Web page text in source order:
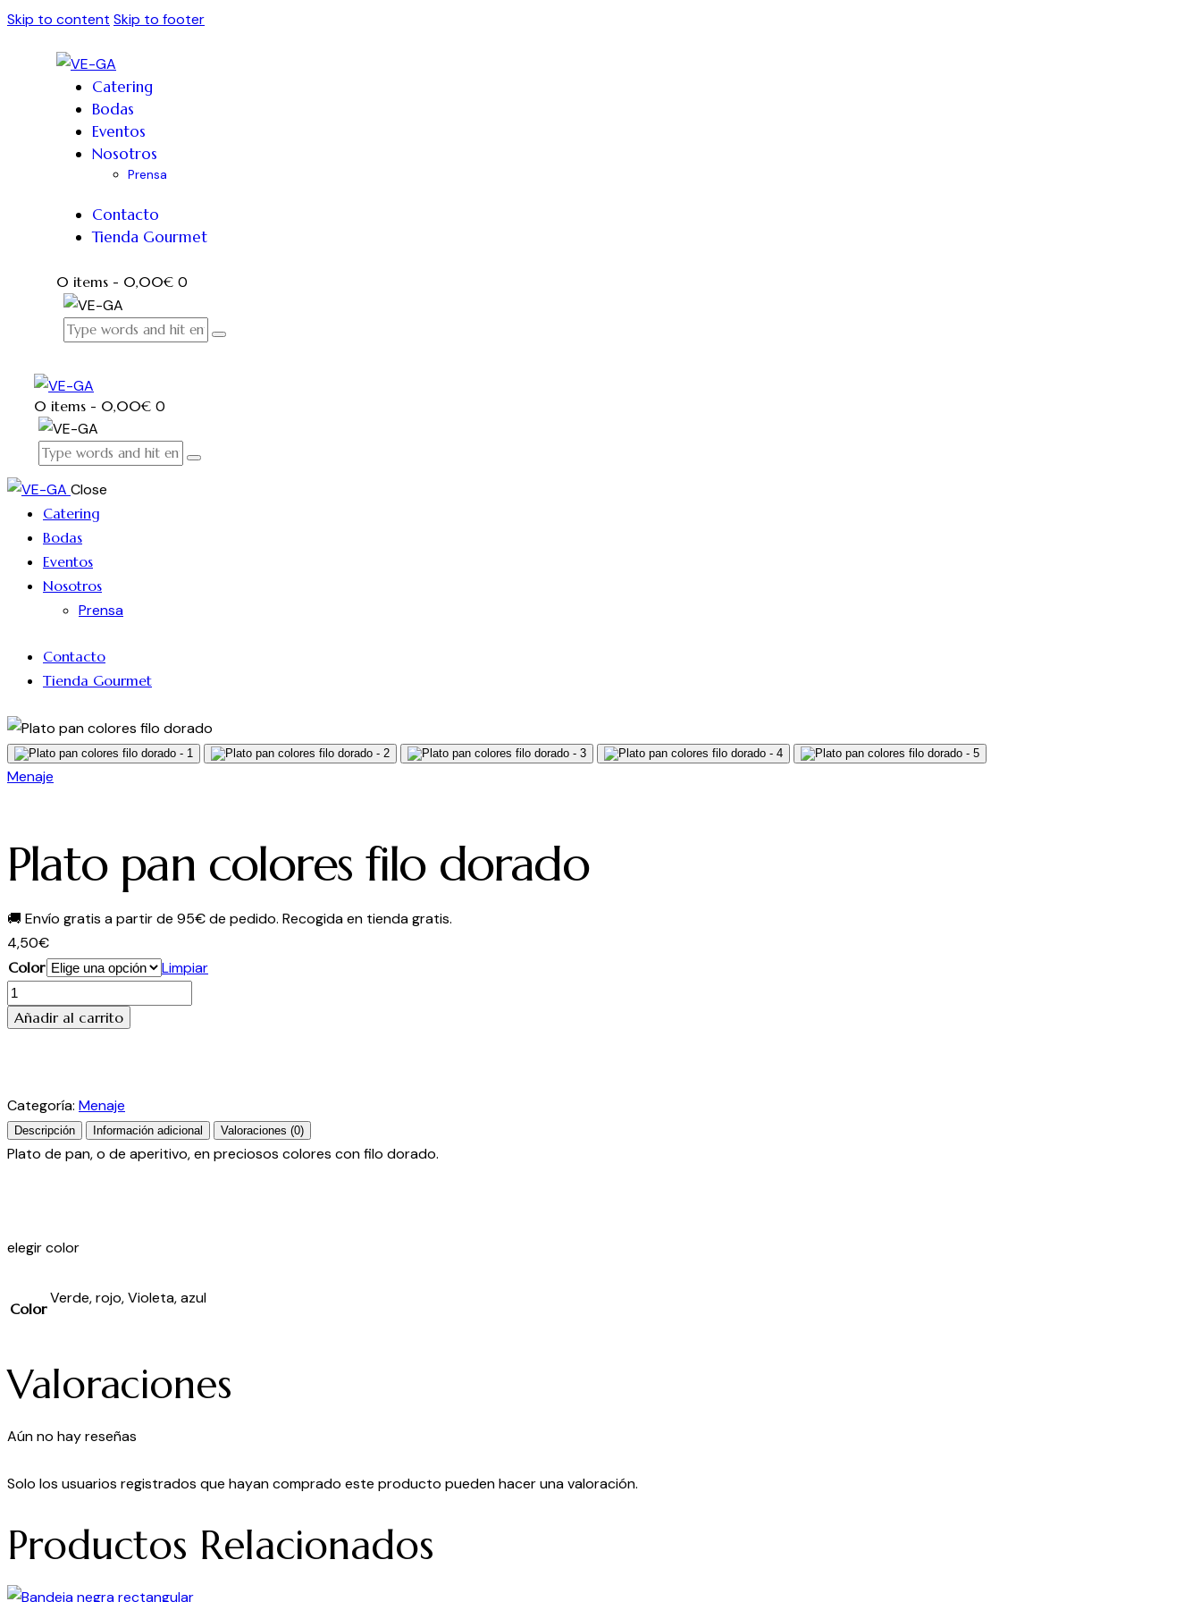
Skip to content Skip to footer
Catering
Bodas
Eventos
Nosotros
Prensa
Contacto
Tienda Gourmet
0 items - 0,00€ 0
0 items - 0,00€ 0
Close
Catering
Bodas
Eventos
Nosotros
Prensa
Contacto
Tienda Gourmet
Menaje
Plato pan colores filo dorado
🚚 Envío gratis a partir de 95€ de pedido. Recogida en tienda gratis.
4,50€
Color
Limpiar
Plato
pan
cantidad
Añadir al carrito
Categoría: Menaje
Descripción Información adicional Valoraciones (0)
Plato de pan, o de aperitivo, en preciosos colores con filo dorado.
elegir color
Color
Verde, rojo, Violeta, azul
Valoraciones
Aún no hay reseñas
Solo los usuarios registrados que hayan comprado este producto pueden hacer una valoración.
Productos Relacionados